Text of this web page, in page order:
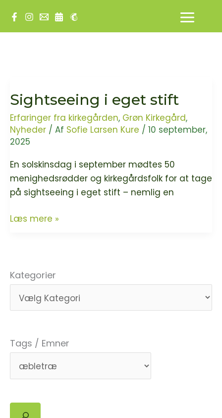
indholdet
Sightseeing i eget stift
Erfaringer fra kirkegården, Grøn Kirkegård,
Nyheder / Af Sofie Larsen Kure / 10 september,
2025
En solskinsdag i september mødtes 50
menighedsrødder og kirkegårdsfolk for at tage
på sightseeing i eget stift – nemlig en
Sightseeing
Læs mere »
Kategorier
Tags / Emner
Søg